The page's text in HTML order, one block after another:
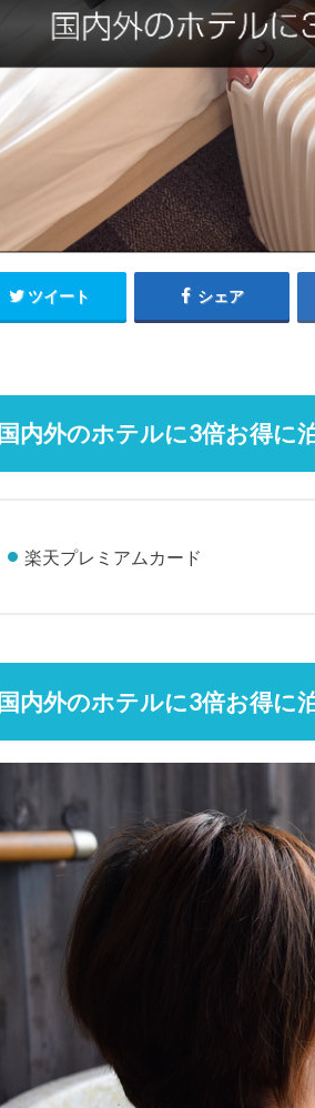
ツイート シェア
国内外のホテルに3倍お得に
楽天プレミアムカード
国内外のホテルに3倍お得に